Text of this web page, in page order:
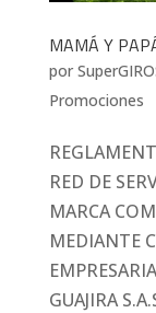
MAMÁ Y
por
Promociones
RED DE
MARCA
MEDIANTE
GUAJIRA